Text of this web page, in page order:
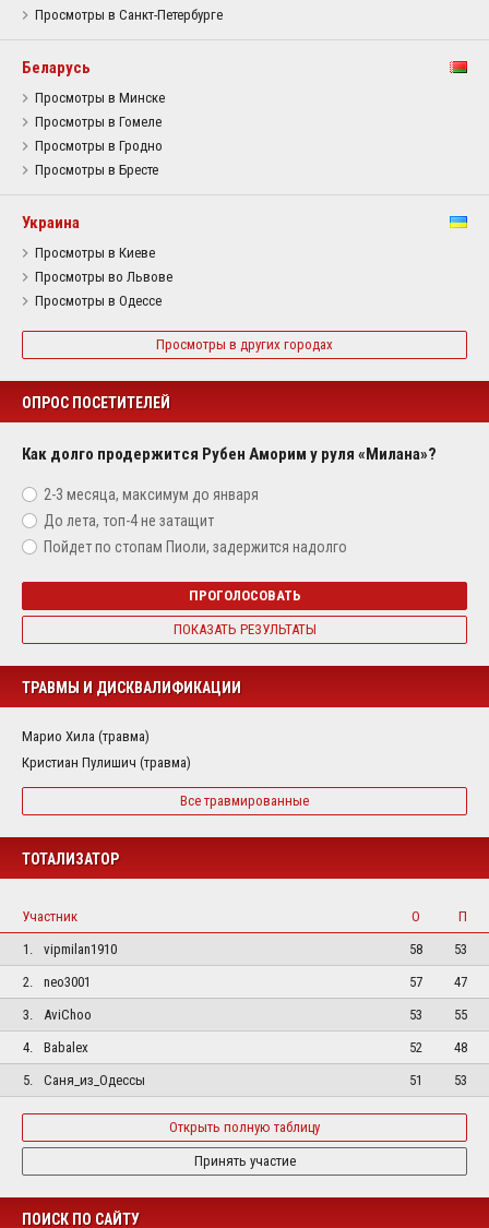
Просмотры в Санкт-Петербурге
Беларусь
Просмотры в Минске
Просмотры в Гомеле
Просмотры в Гродно
Просмотры в Бресте
Украина
Просмотры в Киеве
Просмотры во Львове
Просмотры в Одессе
Просмотры в других городах
ОПРОС ПОСЕТИТЕЛЕЙ
Как долго продержится Рубен Аморим у руля «Милана»?
2-3 месяца, максимум до января
До лета, топ-4 не затащит
Пойдет по стопам Пиоли, задержится надолго
ПРОГОЛОСОВАТЬ
ПОКАЗАТЬ РЕЗУЛЬТАТЫ
ТРАВМЫ И ДИСКВАЛИФИКАЦИИ
Марио Хила (травма)
Кристиан Пулишич (травма)
Все травмированные
ТОТАЛИЗАТОР
Участник О
П
1.
vipmilan1910 58
53
2.
neo3001 57
47
3.
AviChoo 53
55
4.
Babalex 52
48
5.
Саня_из_Одессы 51 53
Открыть полную таблицу
Принять участие
ПОИСК ПО САЙТУ